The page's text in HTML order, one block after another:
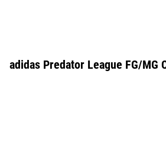
adidas Predator League FG/MG